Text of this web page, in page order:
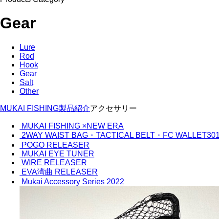
Gear
Lure
Rod
Hook
Gear
Salt
Other
MUKAI FISHING製品紹介アクセサリー
MUKAI FISHING ×NEW ERA
2WAY WAIST BAG・TACTICAL BELT・FC
POGO RELEASER
MUKAI EYE TUNER
WIRE RELEASER
EVA湾曲 RELEASER
Mukai Accessory Series 2022